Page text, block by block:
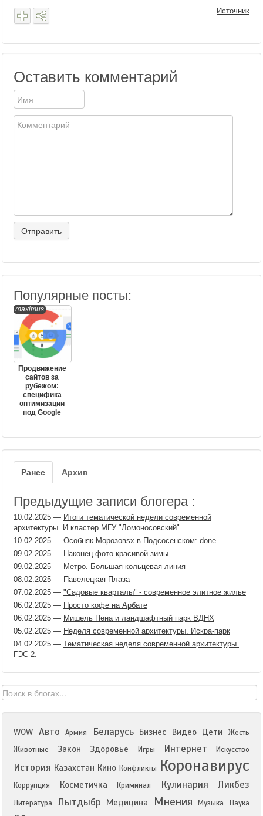
Источник
Оставить комментарий
Популярные посты:
maximus
Продвижение
сайтов за
рубежом:
специфика
оптимизации
под Google
Ранее Архив
Предыдущие записи блогера :
10.02.2025 — Итоги тематической недели современной
архитектуры. И кластер МГУ "Ломоносовский"
10.02.2025 — Особняк Морозовsх в Подсосенском: done
09.02.2025 — Наконец фото красивой зимы
09.02.2025 — Метро. Большая кольцевая линия
08.02.2025 — Павелецкая Плаза
07.02.2025 — "Садовые кварталы" - современное элитное жилье
06.02.2025 — Просто кофе на Арбате
06.02.2025 — Мишель Пена и ландшафтный парк ВДНХ
05.02.2025 — Неделя современной архитектуры. Искра-парк
04.02.2025 — Тематическая неделя современной архитектуры.
ГЭС-2.
WOW Авто Армия Беларусь Бизнес Видео Дети
Жесть
Животные
Закон Здоровье Игры Интернет Искусство
История Казахстан Кино Конфликты Коронавирус
Коррупция Косметичка Криминал Кулинария Ликбез
Литература Лытдыбр Медицина Мнения Музыка Наука